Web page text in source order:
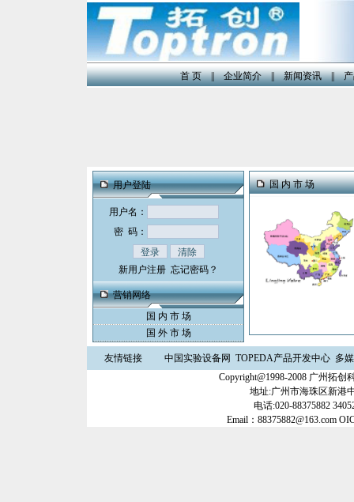
首 页||企业简介||新闻资讯||
用户登陆
用户名：
密 码：
新用户注册 忘记密码？
营销网络
国 内 市 场
国 外 市 场
国 内 市 场
友情链接 中国实验设备网 TOPEDA产品开发中心 多
Copyright@1998-2008 广州拓
地址:广州市海珠区新港
电话:020-88375882
Email：88375882@163.com